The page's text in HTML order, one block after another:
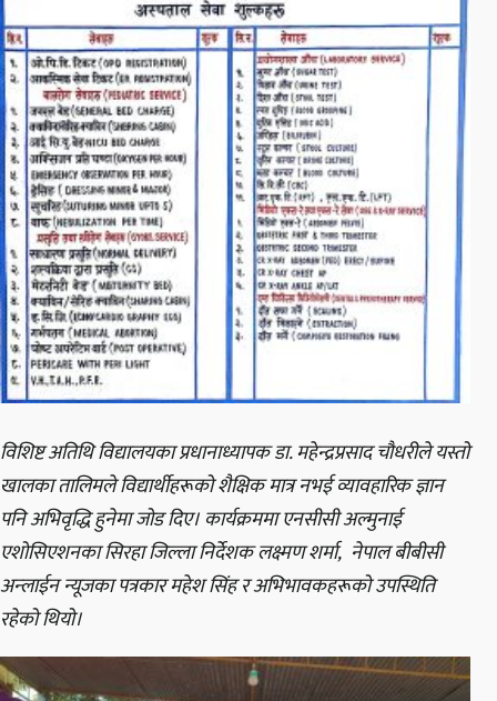
विशिष्ट अतिथि विद्यालयका प्रधानाध्यापक डा. महेन्द्रप्रसाद चौधरीले यस्तो
खालका तालिमले विद्यार्थीहरूको शैक्षिक मात्र नभई व्यावहारिक ज्ञान
पनि अभिवृद्धि हुनेमा जोड दिए। कार्यक्रममा एनसीसी अल्मुनाई
एशोसिएशनका सिरहा जिल्ला निर्देशक लक्ष्मण शर्मा, नेपाल बीबीसी
अन्लाईन न्यूजका पत्रकार महेश सिंह र अभिभावकहरूको उपस्थिति
रहेको थियो।